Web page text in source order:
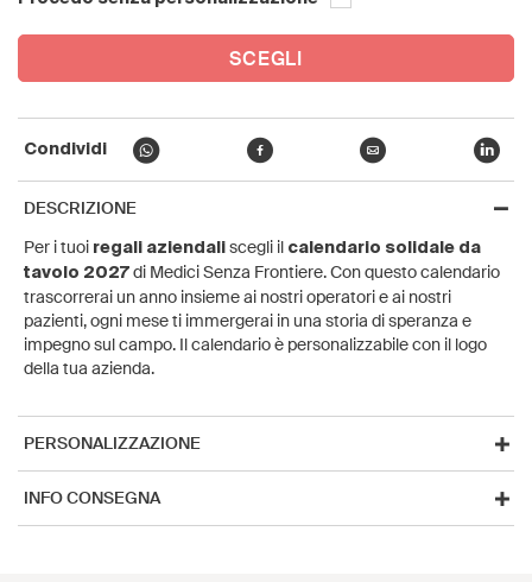
SCEGLI
Condividi
DESCRIZIONE
Per i tuoi regali aziendali scegli il calendario solidale da
tavolo 2027 di Medici Senza Frontiere. Con questo calendario
trascorrerai un anno insieme ai nostri operatori e ai nostri
pazienti, ogni mese ti immergerai in una storia di speranza e
impegno sul campo. Il calendario è personalizzabile con il logo
della tua azienda.
PERSONALIZZAZIONE
INFO CONSEGNA